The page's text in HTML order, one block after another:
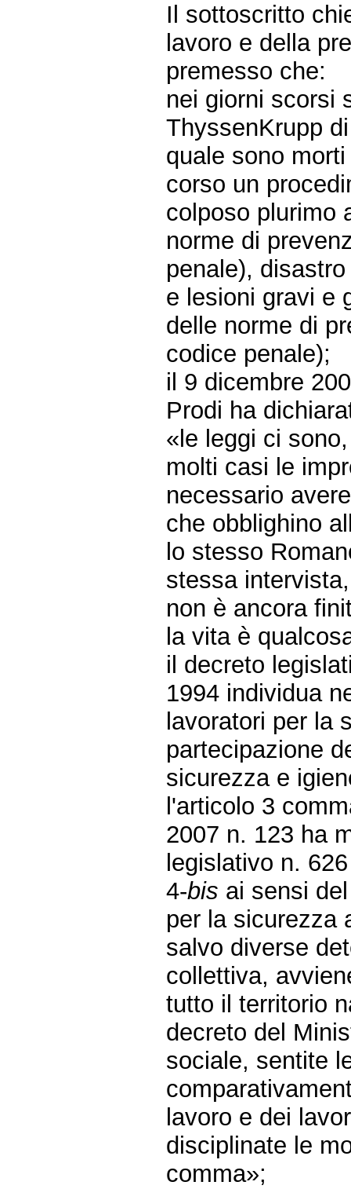
Il sottoscritto
lavoro e della
premesso che:
nei giorni scorsi
ThyssenKrupp
quale sono
corso un
colposo plurimo
norme di
penale),
e lesioni gravi e
delle norme di
codice penale);
il 9 dicembre
Prodi ha
«le leggi ci
molti casi le
necessario
che obblighino
lo stesso
stessa
non è ancora
la vita è
il decreto
1994 individua
lavoratori per la
partecipazione
sicurezza e
l'articolo 3
2007 n. 123 ha
legislativo n.
4-bis ai sensi
per la sicurezza
salvo diverse
collettiva,
tutto il territorio
decreto del
sociale, sentite
lavoro e dei
disciplinate le
comma»;